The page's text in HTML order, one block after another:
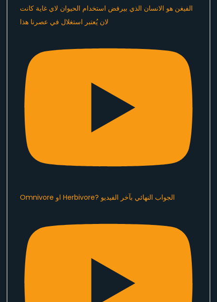
الفيغن هو الانسان الذي بيرفض استخدام الحيوان لاي غاية كانت
Omnivore او Herbivore? الجواب النهائي بآخر الفيديو